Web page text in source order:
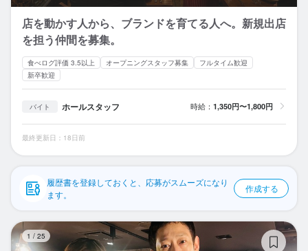
ヘルプ・お問い合わせフォーム
掲載をご検討の店舗様へ
食べログ求人PRESS
プライバシーポリシー
店を動かす人から、ブランドを育てる人へ。新規出店
を担う仲間を募集。
食べログ評価 3.5以上 オープニングスタッフ募集
フルタイム歓迎
新卒歓迎
バイト ホールスタッフ 時給： 1,350円〜1,800円
最終更新日：18日前
履歴書を登録しておくと、応募がスムーズになり
ます。
作成する
1 / 25